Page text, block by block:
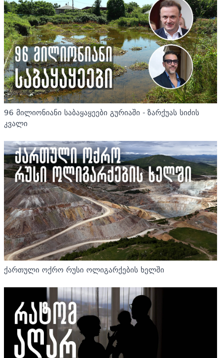
96 მილიონიანი საბაყაყეები გურიაში - ზარქუას სიძის
კვალი
ქართული ოქრო რუსი ოლიგარქების ხელში